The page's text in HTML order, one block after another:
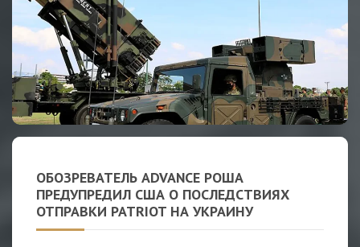
ОБОЗРЕВАТЕЛЬ ADVANCE РОША
ПРЕДУПРЕДИЛ США О ПОСЛЕДСТВИЯХ
ОТПРАВКИ PATRIOT НА УКРАИНУ